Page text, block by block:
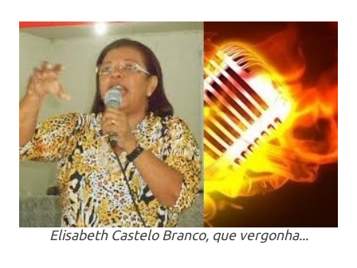
Elisabeth Castelo Branco, que vergonha...